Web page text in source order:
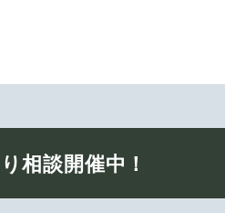
相談開催中！